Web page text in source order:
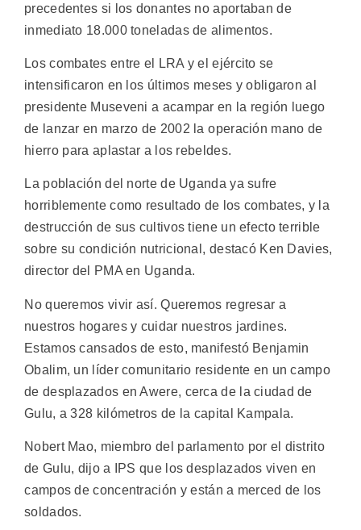
precedentes si los donantes no aportaban de
inmediato 18.000 toneladas de alimentos.
Los combates entre el LRA y el ejército se
intensificaron en los últimos meses y obligaron al
presidente Museveni a acampar en la región luego
de lanzar en marzo de 2002 la operación mano de
hierro para aplastar a los rebeldes.
La población del norte de Uganda ya sufre
horriblemente como resultado de los combates, y la
destrucción de sus cultivos tiene un efecto terrible
sobre su condición nutricional, destacó Ken Davies,
director del PMA en Uganda.
No queremos vivir así. Queremos regresar a
nuestros hogares y cuidar nuestros jardines.
Estamos cansados de esto, manifestó Benjamin
Obalim, un líder comunitario residente en un campo
de desplazados en Awere, cerca de la ciudad de
Gulu, a 328 kilómetros de la capital Kampala.
Nobert Mao, miembro del parlamento por el distrito
de Gulu, dijo a IPS que los desplazados viven en
campos de concentración y están a merced de los
soldados.